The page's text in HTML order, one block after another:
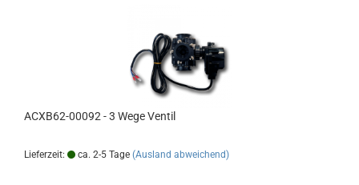
ACXB62-00092 - 3 Wege Ventil
Lieferzeit: ca. 2-5 Tage (Ausland abweichend)